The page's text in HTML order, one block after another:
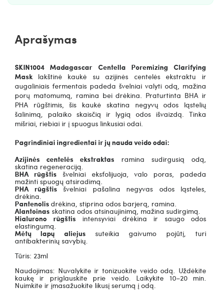
Aprašymas
SKIN1004 Madagascar Centella Poremizing Clarifying
Mask lakštinė kaukė su azijinės centelės ekstraktu ir
augaliniais fermentais padeda švelniai valyti odą, mažina
porų matomumą, ramina bei drėkina. Praturtinta BHA ir
PHA rūgštimis, šis kaukė skatina negyvų odos ląstelių
šalinimą, palaiko skaisčią ir lygią odos išvaizdą. Tinka
mišriai, riebiai ir į spuogus linkusiai odai.
Pagrindiniai ingredientai ir jų nauda veido odai:
Azijinės centelės ekstraktas ramina sudirgusią odą,
skatina regeneraciją.
BHA rūgštis švelniai eksfolijuoja, valo poras, padeda
mažinti spuogų atsiradimą.
PHA rūgštisšvelniai pašalina negyvas odos ląsteles,
drėkina.
Pantenolis drėkina, stiprina odos barjerą, ramina.
Alantoinas skatina odos atsinaujinimą, mažina sudirgimą.
Hialurono rūgštis intensyviai drėkina ir saugo odos
elastingumą.
Mėtų lapų aliejus suteikia gaivumo pojūtį, turi
antibakterinių savybių.
Tūris: 23ml
Naudojimas: Nuvalykite ir tonizuokite veido odą. Uždėkite
kaukę ir priglauskite prie veido. Laikykite 10–20 min.
Nuimkite ir įmasažuokite likusį serumą į odą.